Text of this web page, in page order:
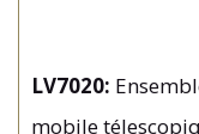
LV7020:
mobile